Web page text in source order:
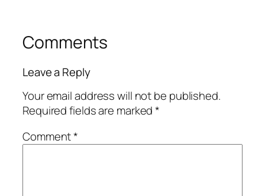
Comments
Leave a Reply
Your email address will not be published.
Required fields are marked*
Comment*